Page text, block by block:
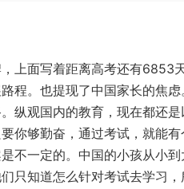
上面写着距离高考还有6853
程。也提现了中国家长的焦虑
纵观国内的教育，现在都还是
你够勤奋，通过考试，就能有
不一定的。中国的小孩从小到
只知道怎么针对考试去学习，